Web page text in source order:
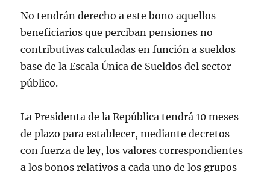
No tendrán derecho a este bono aquellos
beneficiarios que perciban pensiones no
contributivas calculadas en función a sueldos
base de la Escala Única de Sueldos del sector
público.
La Presidenta de la República tendrá 10 meses
de plazo para establecer, mediante decretos
con fuerza de ley, los valores correspondientes
a los bonos relativos a cada uno de los grupos